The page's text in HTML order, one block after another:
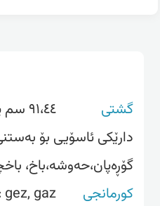
گشتی
دارێکی ئاسۆیی بۆ
گۆڕەپان،حەوشە،باخ،
کورمانجی
gaz